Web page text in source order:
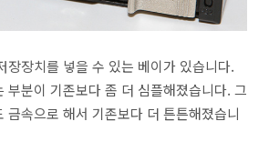
장장치를 넣을 수 있는 베이가 있습니다.
부분이 기존보다 좀 더 심플해졌습니다. 그
금속으로 해서 기존보다 더 튼튼해졌습니